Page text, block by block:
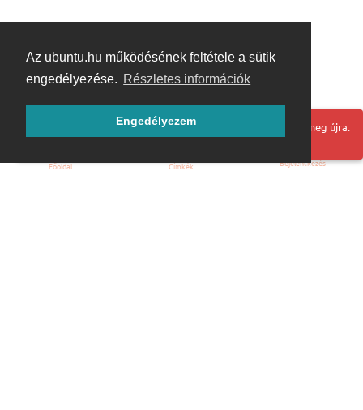
Az ubuntu.hu működésének feltétele a sütik
engedélyezése. Részletes információk
Engedélyezem
Hoppá! Valami hiba történt. Frissítse az oldalt és próbálja meg újra.
Főoldal Címkék Bejelentkezés